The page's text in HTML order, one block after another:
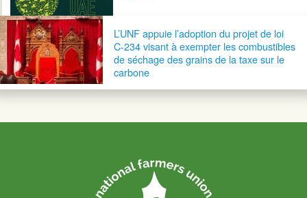
L’UNF appuie l’adoption du projet de loi
C-234 visant à exempter les combustibles
de séchage des grains de la taxe sur le
carbone